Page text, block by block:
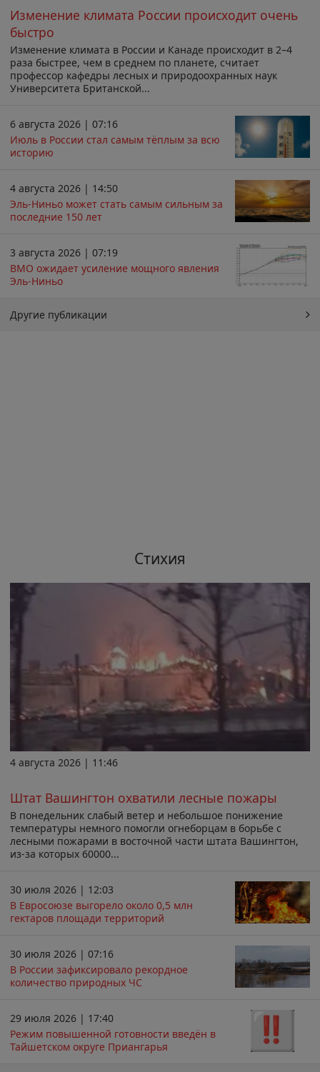
Изменение климата России происходит очень
быстро
Изменение климата в России и Канаде происходит в 2–4
раза быстрее, чем в среднем по планете, считает
профессор кафедры лесных и природоохранных наук
Университета Британской...
6 августа 2026 | 07:16
Июль в России стал самым тёплым за всю
историю
4 августа 2026 | 14:50
Эль-Ниньо может стать самым сильным за
последние 150 лет
3 августа 2026 | 07:19
ВМО ожидает усиление мощного явления
Эль-Ниньо
Другие публикации
Стихия
4 августа 2026 | 11:46
Штат Вашингтон охватили лесные пожары
В понедельник слабый ветер и небольшое понижение
температуры немного помогли огнеборцам в борьбе с
лесными пожарами в восточной части штата Вашингтон,
из-за которых 60000...
30 июля 2026 | 12:03
В Евросоюзе выгорело около 0,5 млн
гектаров площади территорий
30 июля 2026 | 07:16
В России зафиксировало рекордное
количество природных ЧС
29 июля 2026 | 17:40
Режим повышенной готовности введён в
Тайшетском округе Приангарья